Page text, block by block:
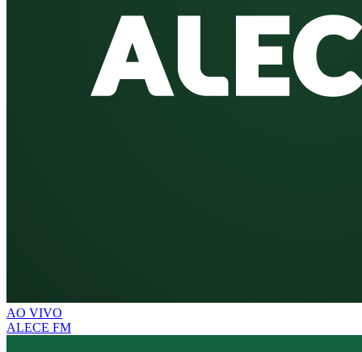
AO VIVO
ALECE FM